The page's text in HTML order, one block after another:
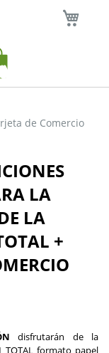
de Comercio
LA
LA
+
disfrutarán de la